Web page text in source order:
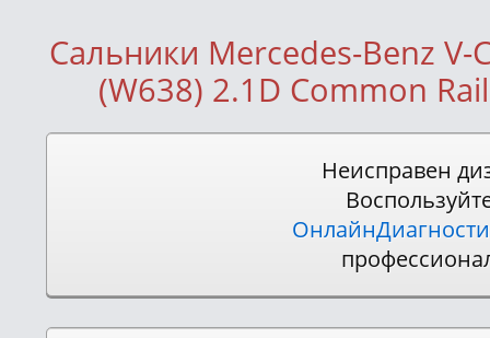
Сальники Mercedes-Benz V-
(W638) 2.1D Common
Неисправен